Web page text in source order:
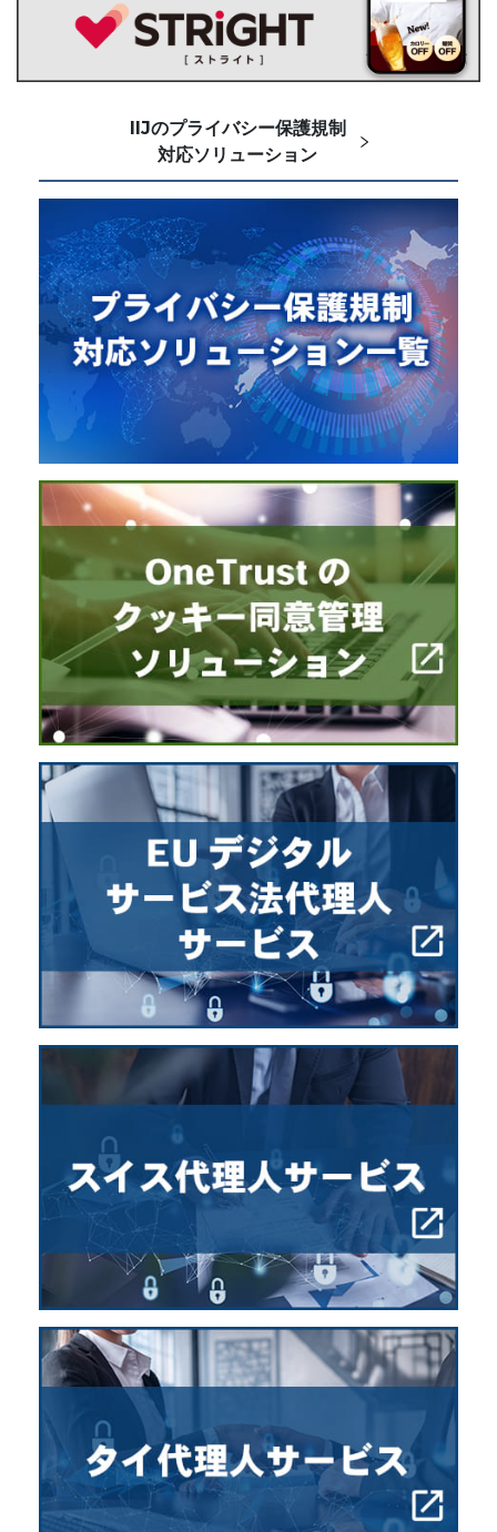
IIJのプライバシー保護規制
対応ソリューション